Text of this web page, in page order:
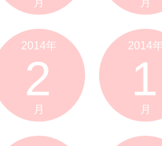
月 月
2014年
2
月
2014
1
月